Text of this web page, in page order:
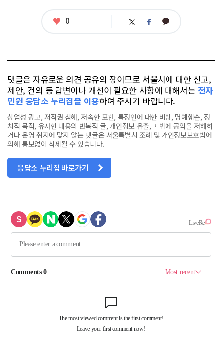
좋
0 트 페 카
댓글은 자유로운 의견 공유의 장이므로 서울시에 대한 신고,
제안, 건의 등 답변이나 개선이 필요한 사항에 대해서는 전자
민원 응답소 누리집을 이용하여 주시기 바랍니다.
상업성 광고, 저작권 침해, 저속한 표현, 특정인에 대한 비방, 명예훼손, 정
치적 목적, 유사한 내용의 반복적 글, 개인정보 유출,그 밖에 공익을 저해하
거나 운영 취지에 맞지 않는 댓글은 서울특별시 조례 및 개인정보보호법에
의해 통보없이 삭제될 수 있습니다.
응답소 누리집 바로가기